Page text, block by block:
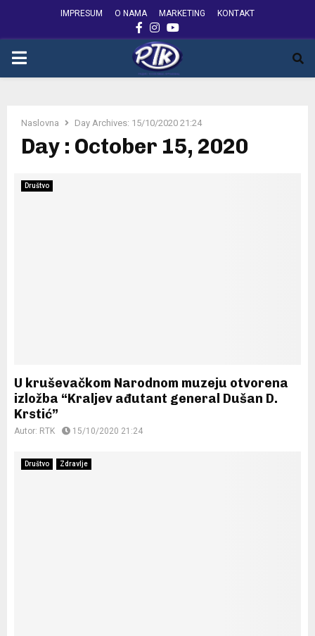
IMPRESUM O NAMA MARKETING KONTAKT
FACEBOOK
INSTAGRAM
YOUTUBE
PRIMARY
Naslovna Day Archives: 15/10/2020 21:24
Day : October 15, 2020
Društvo
U kruševačkom Narodnom muzeju otvorena
izložba “Kraljev ađutant general Dušan D.
Krstić”
Autor: RTK 15/10/2020 21:24
Društvo Zdravlje